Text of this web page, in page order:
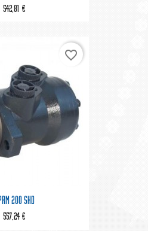
542,81 €
200 SHD
557,24 €
favorite_border